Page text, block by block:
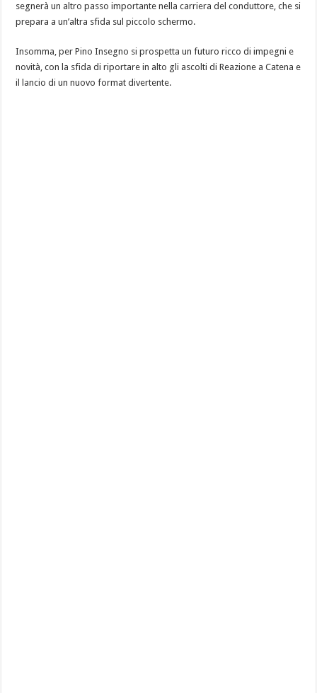
segnerà un altro passo importante nella carriera del conduttore, che si
prepara a un’altra sfida sul piccolo schermo.
Insomma, per Pino Insegno si prospetta un futuro ricco di impegni e
novità, con la sfida di riportare in alto gli ascolti di Reazione a Catena e
il lancio di un nuovo format divertente.